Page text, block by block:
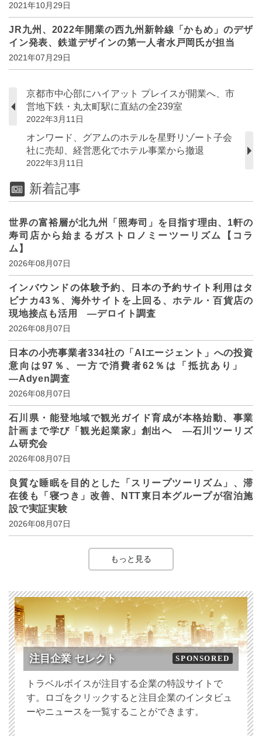
2021年10月29日
JR九州、2022年開業の西九州新幹線「かもめ」のデザ
イン発表、鉄道デザインの第一人者水戸岡氏が担当
2021年07月29日
京都市中心部にハイアット プレイスが開業へ、市
営地下鉄・丸太町駅に直結の全239室
2022年3月11日
オンワード、グアムのホテルを星野リゾート子会
社に売却、経営悪化でホテル事業から撤退
2022年3月11日
新着記事
世界の富裕層が北九州「照寿司」を目指す理由、1軒の
寿司店から始まるガストロノミーツーリズム【コラ
ム】
2026年08月07日
インバウンドの体験予約、日本の予約サイト利用はタ
ビナカ43％、海外サイトを上回る、ホテル・百貨店の
現地接点も活用 ―デロイト調査
2026年08月07日
日本の小売事業者334社の「AIエージェント」への投資
意向は97％、一方で消費者62％は「抵抗あり」
―Adyen調査
2026年08月07日
石川県・能登地域で観光ガイド育成が本格始動、事業
計画まで学び「観光起業家」創出へ ―石川ツーリズ
ム研究会
2026年08月07日
良質な睡眠を目的とした「スリープツーリズム」、滞
在後も「寝つき」改善、NTT東日本グループが宿泊施
設で実証実験
2026年08月07日
もっと見る
注目企業 セレクト SPONSORED
トラベルボイスが注目する企業の特設サイトで
す。ロゴをクリックすると注目企業のインタビュ
ーやニュースを一覧することができます。